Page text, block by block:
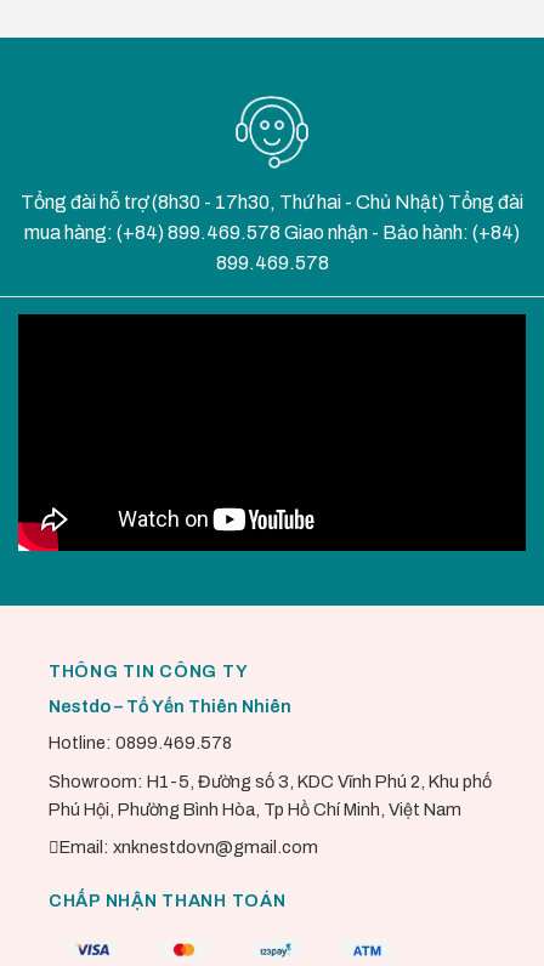
Tổng đài hỗ trợ (8h30 - 17h30, Thứ hai - Chủ Nhật) Tổng đài
mua hàng: (+84) 899.469.578 Giao nhận - Bảo hành: (+84)
899.469.578
THÔNG TIN CÔNG TY
Nestdo – Tổ Yến Thiên Nhiên
Hotline: 0899.469.578
Showroom: H1-5, Đường số 3, KDC Vĩnh Phú 2, Khu phố
Phú Hội, Phường Bình Hòa, Tp Hồ Chí Minh, Việt Nam
Email: xnknestdovn@gmail.com
CHẤP NHẬN THANH TOÁN